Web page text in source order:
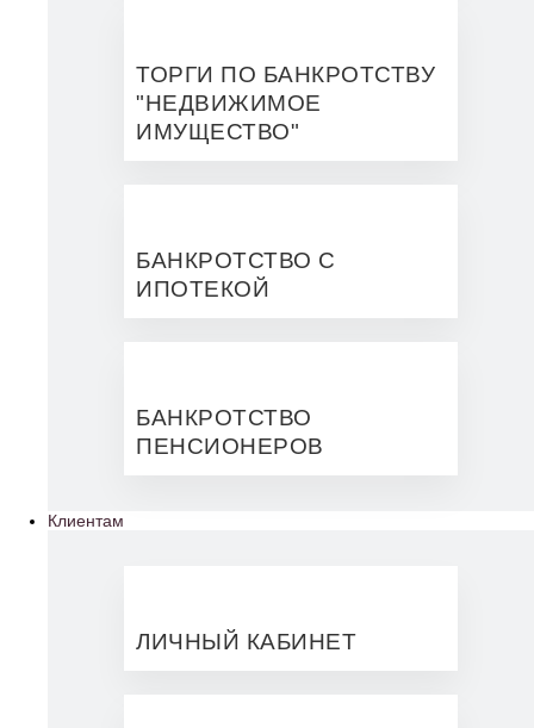
ТОРГИ ПО БАНКРОТСТВУ
"НЕДВИЖИМОЕ
ИМУЩЕСТВО"
БАНКРОТСТВО С
ИПОТЕКОЙ
БАНКРОТСТВО
ПЕНСИОНЕРОВ
Клиентам
ЛИЧНЫЙ КАБИНЕТ